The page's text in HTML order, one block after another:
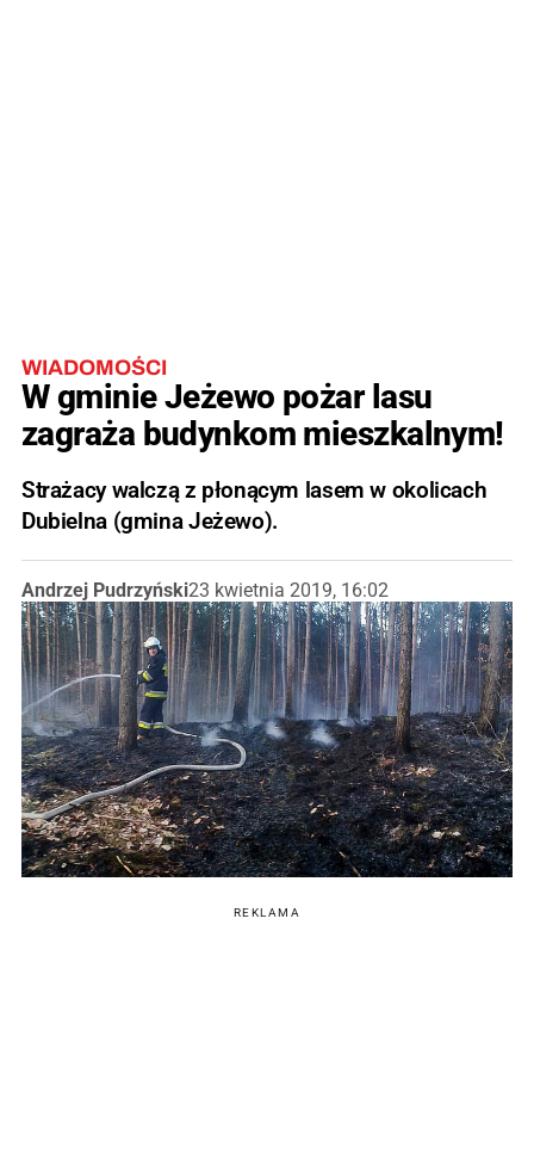
WIADOMOŚCI
W gminie Jeżewo pożar lasu
zagraża budynkom mieszkalnym!
Strażacy walczą z płonącym lasem w okolicach
Dubielna (gmina Jeżewo).
Andrzej Pudrzyński23 kwietnia 2019, 16:02
REKLAMA